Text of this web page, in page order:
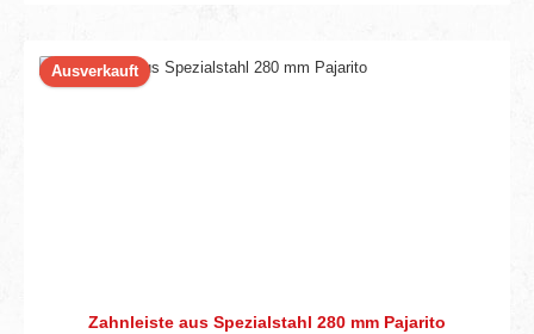
Ausverkauft
Zahnleiste aus Spezialstahl 280 mm Pajarito